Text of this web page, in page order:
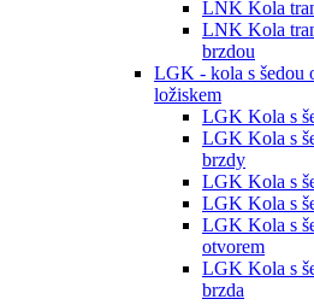
LNK Kola
LNK Kola
brzdou
LGK - kola s šedou
ložiskem
LGK Kola s
LGK Kola s
brzdy
LGK Kola s
LGK Kola s
LGK Kola s
otvorem
LGK Kola s
brzda